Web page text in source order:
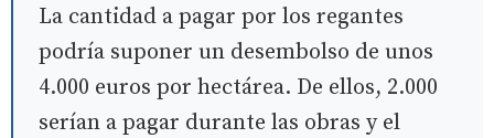
La cantidad a pagar por los regantes
podría suponer un desembolso de unos
4.000 euros por hectárea. De ellos, 2.000
serían a pagar durante las obras y el